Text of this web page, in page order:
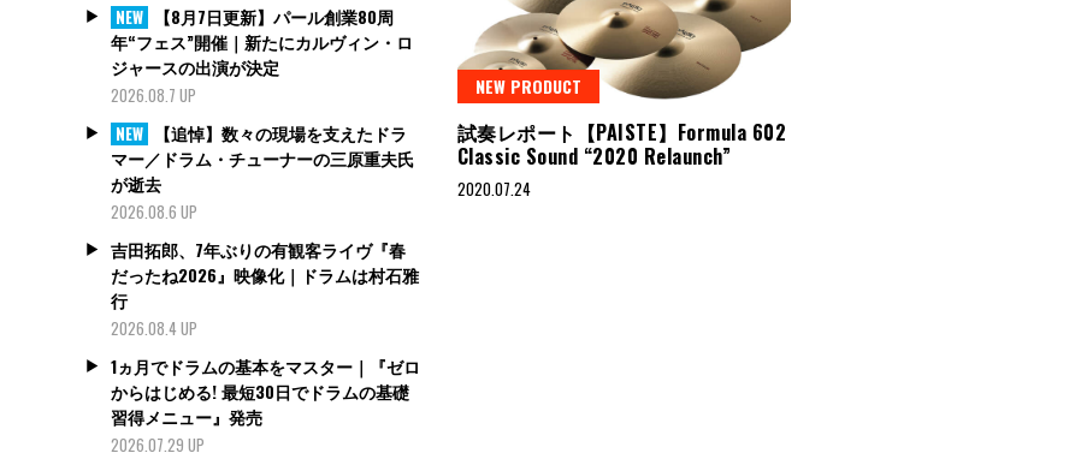
NEW PRODUCT
試奏レポート【PAISTE】Formula 602
Classic Sound “2020 Relaunch”
2020.07.24
NEW
【8月7日更新】パール創業80周
年“フェス”開催｜新たにカルヴィン・ロ
ジャースの出演が決定
2026.08.7 UP
NEW
【追悼】数々の現場を支えたドラ
マー／ドラム・チューナーの三原重夫氏
が逝去
2026.08.6 UP
吉田拓郎、7年ぶりの有観客ライヴ『春
だったね2026』映像化｜ドラムは村石雅
行
2026.08.4 UP
1ヵ月でドラムの基本をマスター｜『ゼロ
からはじめる! 最短30日でドラムの基礎
習得メニュー』発売
2026.07.29 UP